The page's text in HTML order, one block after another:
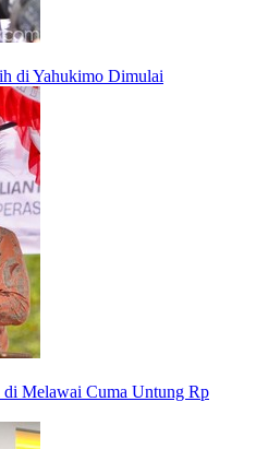
di Yahukimo Dimulai
Melawai Cuma Untung Rp